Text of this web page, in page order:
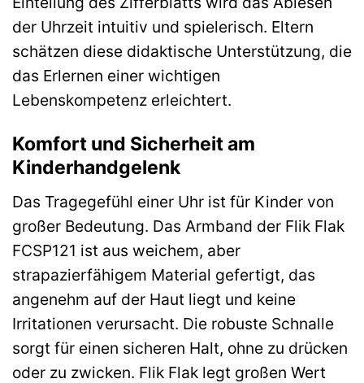
der Uhrzeit intuitiv und spielerisch. Eltern
schätzen diese didaktische Unterstützung, die
das Erlernen einer wichtigen
Lebenskompetenz erleichtert.
Komfort und Sicherheit am
Kinderhandgelenk
Das Tragegefühl einer Uhr ist für Kinder von
großer Bedeutung. Das Armband der Flik Flak
FCSP121 ist aus weichem, aber
strapazierfähigem Material gefertigt, das
angenehm auf der Haut liegt und keine
Irritationen verursacht. Die robuste Schnalle
sorgt für einen sicheren Halt, ohne zu drücken
oder zu zwicken. Flik Flak legt großen Wert